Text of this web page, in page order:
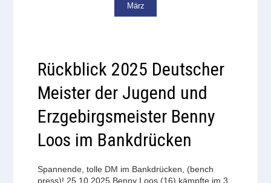
März
Rückblick 2025 Deutscher
Meister der Jugend und
Erzgebirgsmeister Benny
Loos im Bankdrücken
Spannende, tolle DM im Bankdrücken, (bench
press)! 25.10.2025 Benny Loos (16) kämpfte im 3.